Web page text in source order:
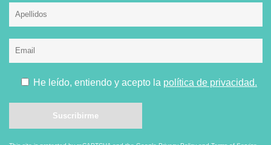
He leído, entiendo y acepto la política de privacidad.